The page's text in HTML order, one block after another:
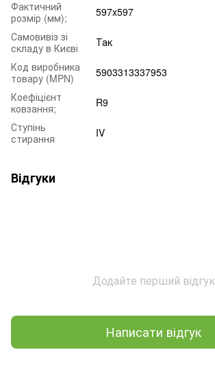
Фактичний
розмір (мм);
597x597
Самовивіз зі
складу в Києві
Так
Код виробника
товару (MPN)
5903313337953
Коефіцієнт
ковзання;
R9
Ступінь
стирання
IV
Відгуки
Додайте перший відгук
Написати відгук